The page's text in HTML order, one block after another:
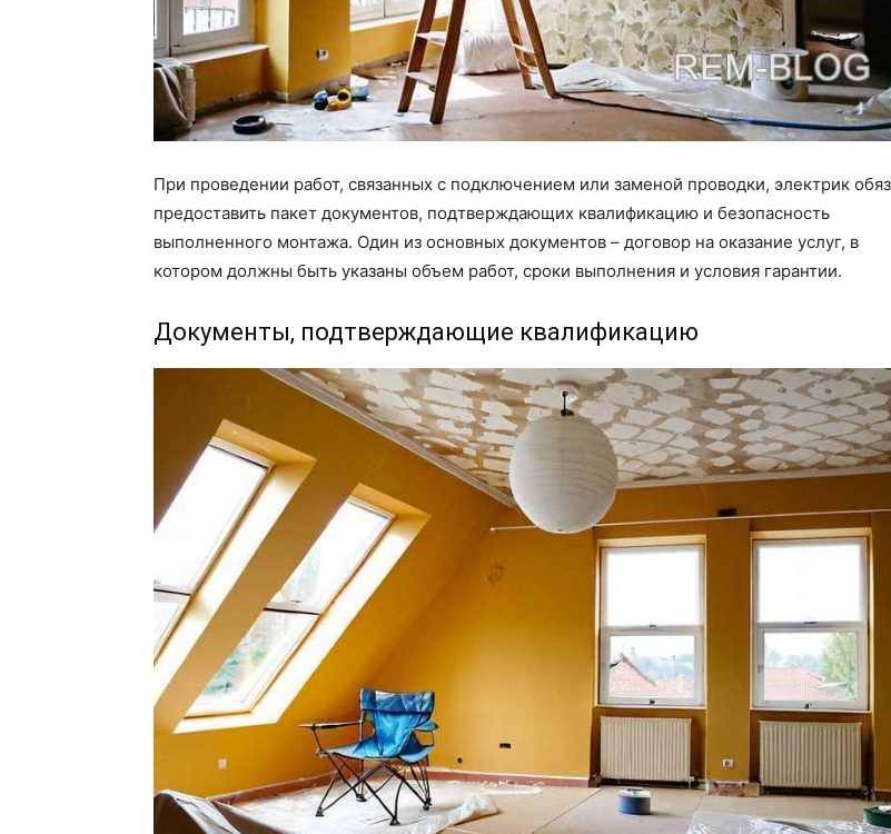
При проведении работ, связанных с подключением или заменой проводки, электрик
предоставить пакет документов, подтверждающих квалификацию и безопасность
выполненного монтажа. Один из основных документов – договор на оказание услуг, в
котором должны быть указаны объем работ, сроки выполнения и условия гарантии.
Документы, подтверждающие квалификацию